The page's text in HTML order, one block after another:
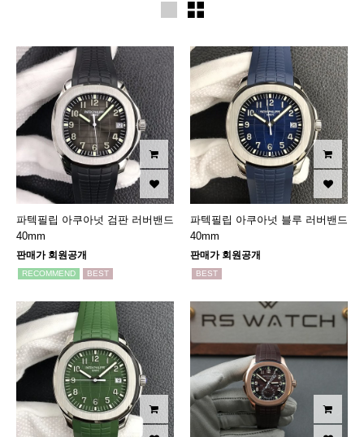
파텍필립 아쿠아넛 검판 러버밴드
40mm
판매가 회원공개
RECOMMEND BEST
파텍필립 아쿠아넛 블루 러버밴드
40mm
판매가 회원공개
BEST